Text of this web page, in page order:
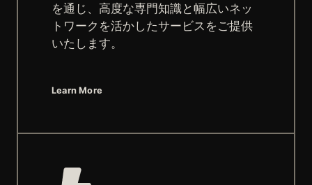
を通じ、高度な専門知識と幅広いネッ
トワークを活かしたサービスをご提供
いたします。
Learn More